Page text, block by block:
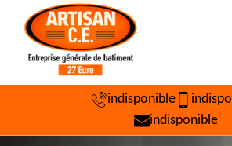
indisponible
indisponible